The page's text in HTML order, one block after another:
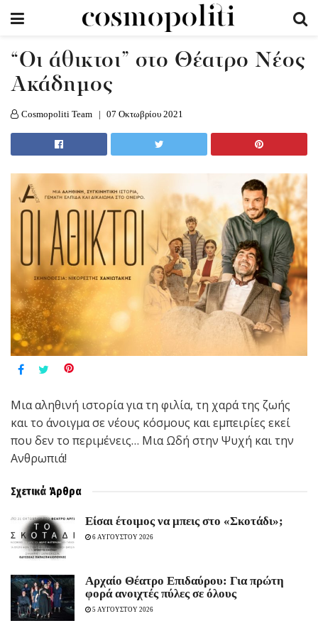
“Oι άθικτοι” στο Θέατρο Νέος
Ακάδημος
Cosmopoliti Team 07 Οκτωβρίου 2021
Μια αληθινή ιστορία για τη φιλία, τη χαρά της ζωής
και το άνοιγμα σε νέους κόσμους και εμπειρίες εκεί
που δεν το περιμένεις… Μια Ωδή στην Ψυχή και την
Ανθρωπιά!
Σχετικά Άρθρα
Είσαι έτοιμος να μπεις στο «Σκοτάδι»;
6 ΑΥΓΟΥΣΤΟΥ 2026
Αρχαίο Θέατρο Επιδαύρου: Για πρώτη
φορά ανοιχτές πύλες σε όλους
5 ΑΥΓΟΥΣΤΟΥ 2026